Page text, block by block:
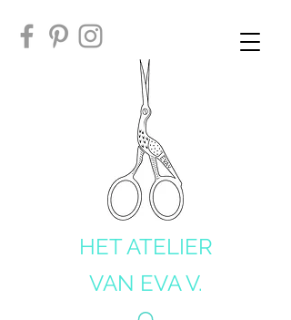
HET ATELIER
VAN EVA V.